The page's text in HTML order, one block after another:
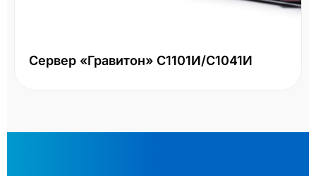
Сервер «Гравитон» С1101И/С1041И